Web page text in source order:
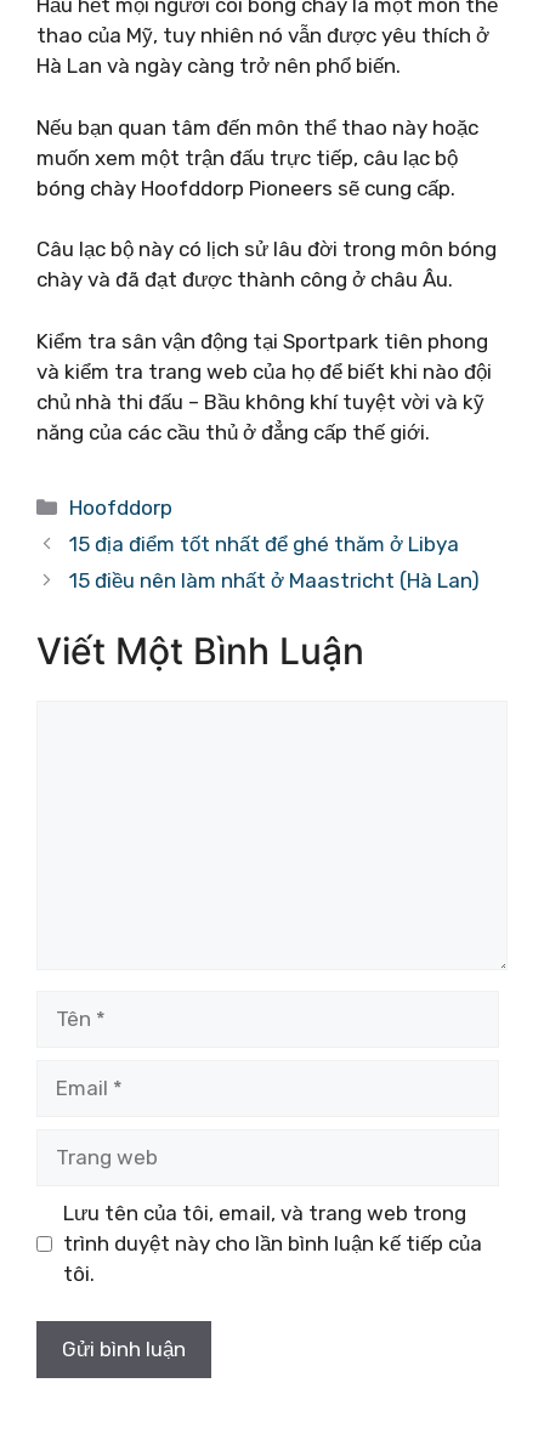
Hầu hết mọi người coi bóng chày là một môn thể
thao của Mỹ, tuy nhiên nó vẫn được yêu thích ở
Hà Lan và ngày càng trở nên phổ biến.
Nếu bạn quan tâm đến môn thể thao này hoặc
muốn xem một trận đấu trực tiếp, câu lạc bộ
bóng chày Hoofddorp Pioneers sẽ cung cấp.
Câu lạc bộ này có lịch sử lâu đời trong môn bóng
chày và đã đạt được thành công ở châu Âu.
Kiểm tra sân vận động tại Sportpark tiên phong
và kiểm tra trang web của họ để biết khi nào đội
chủ nhà thi đấu – Bầu không khí tuyệt vời và kỹ
năng của các cầu thủ ở đẳng cấp thế giới.
Danh
mục
Hoofddorp
15 địa điểm tốt nhất để ghé thăm ở Libya
15 điều nên làm nhất ở Maastricht (Hà Lan)
Viết Một Bình Luận
Lưu tên của tôi, email, và trang web trong
trình duyệt này cho lần bình luận kế tiếp của
tôi.